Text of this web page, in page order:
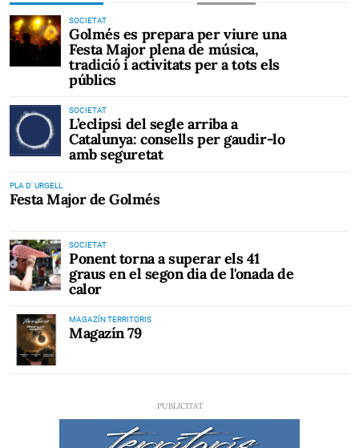
SOCIETAT
Golmés es prepara per viure una
Festa Major plena de música,
tradició i activitats per a tots els
públics
SOCIETAT
L’eclipsi del segle arriba a
Catalunya: consells per gaudir-lo
amb seguretat
PLA D' URGELL
Festa Major de Golmés
SOCIETAT
Ponent torna a superar els 41
graus en el segon dia de l'onada de
calor
MAGAZÍN TERRITORIS
Magazín 79